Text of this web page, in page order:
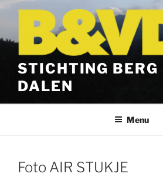
de
STICHTING BERG
DALEN
Menu
Foto AIR STUKJE